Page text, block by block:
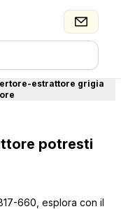
estrattore grigia
potresti
660, esplora con il